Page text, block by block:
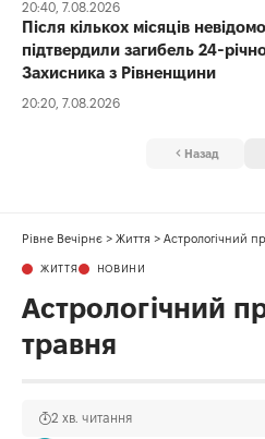
20:40, 7.08.2026
Після кількох місяців
підтвердили загибель 24-
Захисника з Рівненщини
20:20, 7.08.2026
Назад
Рівне Вечірнє > Життя > Астрологічний
ЖИТТЯ НОВИНИ
Астрологічний
травня
2 хв. читання